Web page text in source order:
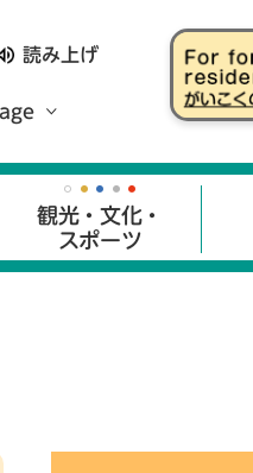
読み上げ
観光・文化・
スポーツ